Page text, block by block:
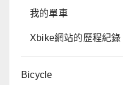
我的單車
Xbike網站的歷程紀錄
Bicycle